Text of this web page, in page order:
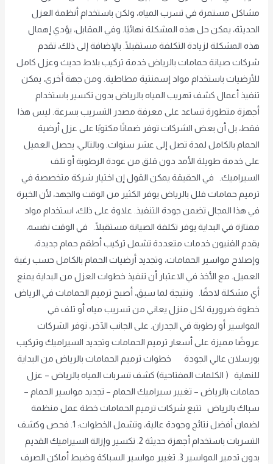
مشاكل مستمرة في تسرب المياه، ولكن باستخدام أنظمة العزل
الحديثة، يمكن حل هذه المشكلة نهائيًا. وفي المقابل، يؤدي إهمال
هذه المشكلة لزيادة التكلفة مستقبلًا. بالإضافة إلى ذلك، تقدم
شركات صيانة حمامات بالرياض خدمة تركيب بلاط حديث وعزل كامل
للأرضيات باستخدام مواد إسمنتية مطاطية. ومن جهة أخرى، يمكن
تنفيذ أعمال كشف تهريب المياه بالرياض بدون تكسير باستخدام
أجهزة متطورة تساعد على معرفة مصدر التسريب بسرعة. ليس هذا
فقط، بل أن بعض الشركات توفر ضمانًا مكتوبًا على عزل أرضية
الحمام بالكامل لمدة تصل إلى عشر سنوات. وبالتالي، يحصل العميل
على خدمة طويلة الأمد دون قلق من عودة الرطوبة أو تلف
السيراميك. في الحقيقة يمكن القول إن اختيار شركة متخصصة في
ترميم حمامات فلل بالرياض يوفر الكثير من الوقت والجهد، لأن الخبرة
في هذا المجال تضمن جودة التنفيذ. علاوة على ذلك، استخدام مواد
ممتازة في البداية يوفر تكلفة الصيانة مستقبلًا. في الوقت نفسه،
يقدم الفنيون خدمات متعددة تشمل تركيب أطقم حمام جديدة،
وإصلاح مواسير الحمامات، وتجديد أرضيات الحمام بالكامل حسب رغبة
العميل. مع الأخذ في الاعتبار أن تنفيذ خطوات العزل من البداية يمنع
أي مشكلة لاحقًا. ونتيجة لما سبق، أصبح ترميم الحمامات في الرياض
خطوة ضرورية لكل منزل يعاني من تسريب مياه أو تلف في
المواسير أو رطوبة في الجدران. على الجانب الآخر، توفر الشركات
عروضًا مميزة على أسعار ترميم الحمامات وتجديد السيراميك وتركيب
بورسلان عالي الجودة خطوات ترميم الحمامات بالرياض من البداية
للنهاية ( الكلمات المفتاحية) كشف تسربات المياه بالرياض – عزل
حمامات بالرياض – تغيير سيراميك الحمام – تجديد مواسير الحمام –
سباك بالرياض تتبع شركات ترميم الحمامات خطة عمل منظمة
لضمان أفضل نتائج وجودة عالية، وتشمل الخطوات: 1. فحص وكشف
التسربات باستخدام أجهزة حديثة 2. تكسير وإزالة السيراميك القديم
بدون تدمير المواسير 3. تغيير مواسير السباكة وضبط أماكن الصرف